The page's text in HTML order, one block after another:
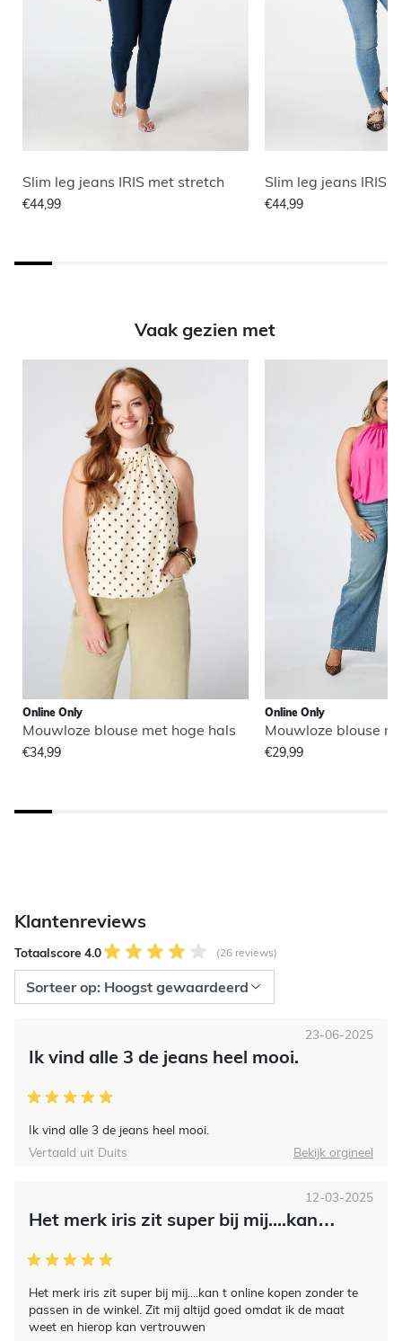
Slim leg jeans IRIS met stretch
€44,99
Slim leg jeans IRIS
€44,99
Vaak gezien met
Online Only
Mouwloze blouse met hoge hals
€34,99
Online Only
Mouwloze blouse
€29,99
Klantenreviews
Totaalscore 4.0 (26 reviews)
Ik vind alle 3 de jeans heel mooi.
Ik vind alle 3 de jeans heel mooi.
23-06-2025
Vertaald uit Duits Bekijk orgineel
Het merk iris zit super bij mij....kan…
Het merk iris zit super bij mij....kan t online kopen zonder te
passen in de winkel. Zit mij altijd goed omdat ik de maat
weet en hierop kan vertrouwen
12-03-2025